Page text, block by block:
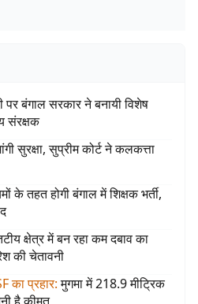
पर बंगाल सरकार ने बनायी विशेष
संरक्षक
सुरक्षा, सुप्रीम कोर्ट ने कलकत्ता
के तहत होगी बंगाल में शिक्षक भर्ती,
क्षेत्र में बन रहा कम दबाव का
की चेतावनी
का प्रहार: मुगमा में 218.9 मीट्रिक